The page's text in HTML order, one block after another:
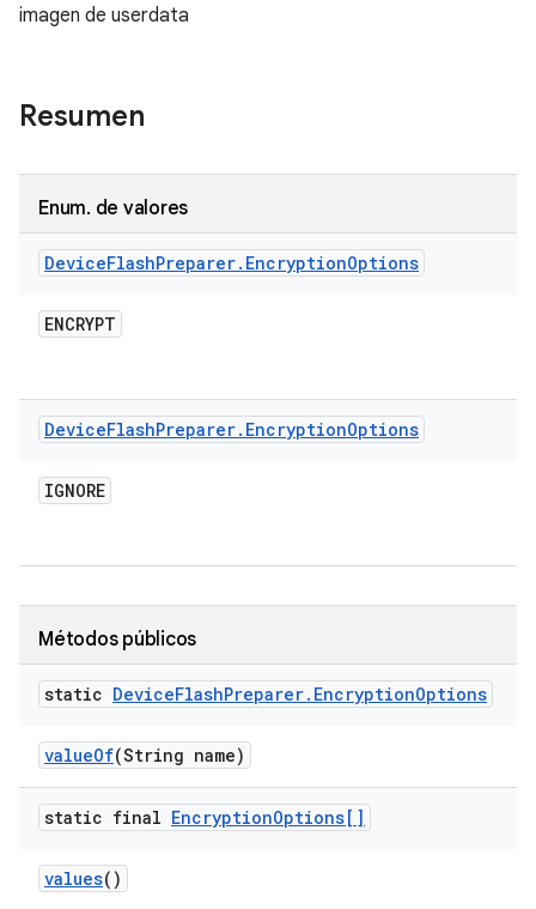
imagen de userdata
Resumen
Enum. de valores
DeviceFlashPreparer. EncryptionOptions
ENCRYPT
DeviceFlashPreparer. EncryptionOptions
IGNORE
Métodos públicos
static DeviceFlashPreparer. EncryptionOptions
valueOf(String name)
static final EncryptionOptions[]
values()